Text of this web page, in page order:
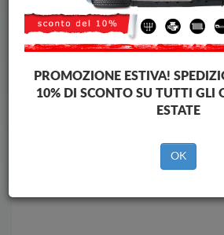
Piastra paramotore di acciaio Subaru
Piastra paramotore di acciaio Subaru
Brands
PROMOZIONE ESTIVA!
10% DI SCONTO SU TUTTI GLI
ESTATE
OK